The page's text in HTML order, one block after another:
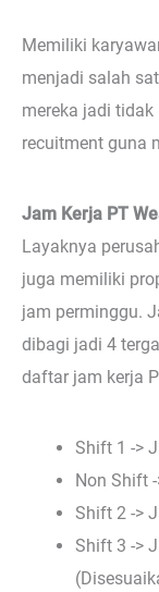
Memiliki
menjadi salah
mereka jadi tidak
recuitment guna
Jam Kerja PT
Layaknya
juga memiliki
jam perminggu.
dibagi jadi 4
daftar jam kerja
Shift 1 ->
Non Shift
Shift 2 ->
Shift 3 ->